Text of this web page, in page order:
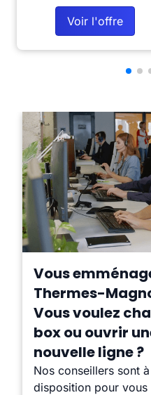
Voir l'offre
Vous
Thermes-
Vous voulez
box ou ouvrir
nouvelle ligne ?
Nos conseillers sont
disposition pour vous